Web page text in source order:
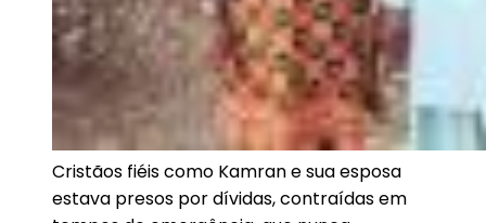
Cristãos fiéis como Kamran e sua esposa
estava presos por dívidas, contraídas em